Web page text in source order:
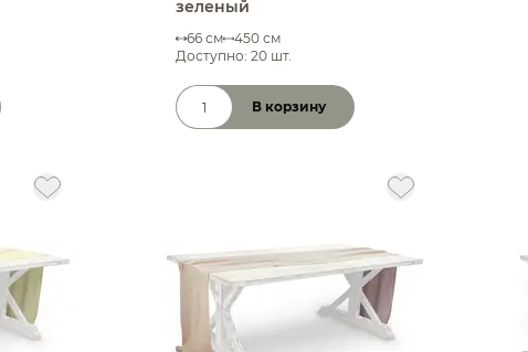
зеленый
66 см
450 см
Доступно: 20 шт.
Количество товара
В корзину